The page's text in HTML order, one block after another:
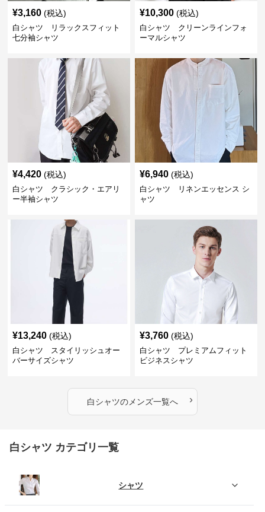
¥3,160 (税込)
白シャツ リラックスフィット
七分袖シャツ
¥10,300 (税込)
白シャツ クリーンラインフォ
ーマルシャツ
¥4,420 (税込)
白シャツ クラシック・エアリ
ー半袖シャツ
¥6,940 (税込)
白シャツ リネンエッセンス シ
ャツ
¥13,240 (税込)
白シャツ スタイリッシュオー
バーサイズシャツ
¥3,760 (税込)
白シャツ プレミアムフィット
ビジネスシャツ
白シャツのメンズ一覧へ ›
白シャツ カテゴリ一覧
シャツ